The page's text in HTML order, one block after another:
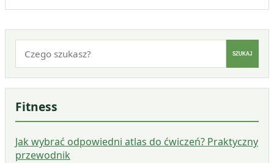
SZUKAJ
Fitness
Jak wybrać odpowiedni atlas do ćwiczeń? Praktyczny
przewodnik